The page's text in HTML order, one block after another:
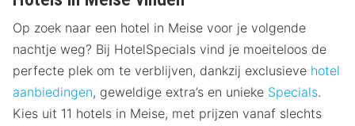
Op zoek naar een hotel in Meise voor je volgende
nachtje weg? Bij HotelSpecials vind je moeiteloos de
perfecte plek om te verblijven, dankzij exclusieve hotel
aanbiedingen, geweldige extra’s en unieke Specials.
Kies uit 11 hotels in Meise, met prijzen vanaf slechts